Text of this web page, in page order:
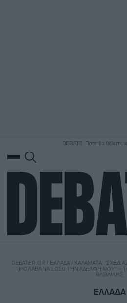
DEBATE: Πότε θα θέλατε
DEBATER.GR / ΕΛΛΑΔΑ/ ΚΑΛΑΜΆΤΑ:
ΠΡΌΛΑΒΑ ΝΑ ΣΏΣΩ ΤΗΝ ΑΔΕΛΦΉ ΜΟΥ” –
ΒΑΣΙΛΙΚΉΣ
ΕΛΛΑΔΑ